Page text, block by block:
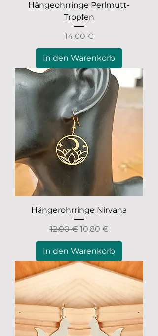
Hängeohrringe Perlmutt-
Tropfen
Preis
14,00 €
In den Warenkorb
Hängerohrringe Nirvana
Standardpreis
12,00 € Sale-Preis
10,80 €
In den Warenkorb